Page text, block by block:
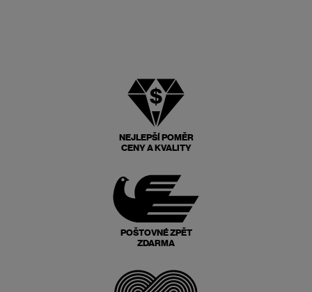
NEJLEPŠÍ POMĚR
CENY A KVALITY
POŠTOVNÉ ZPĚT
ZDARMA